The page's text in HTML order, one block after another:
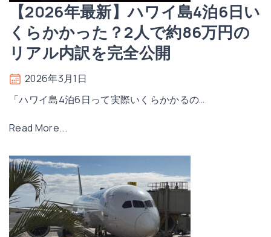
【2026年最新】ハワイ島4泊6日い
くらかかった？2人で約86万円の
リアル内訳を完全公開
2026年3月1日
「ハワイ島4泊6日って実際いくらかかるの…
Read More..."
2
0
2
6
年